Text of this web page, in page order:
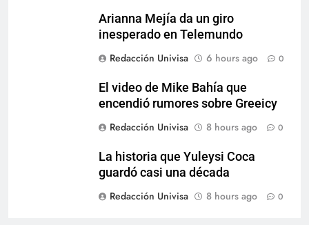
Arianna Mejía da un giro
inesperado en Telemundo
Redacción Univisa
6 hours ago 0
El video de Mike Bahía que
encendió rumores sobre Greeicy
Redacción Univisa
8 hours ago 0
La historia que Yuleysi Coca
guardó casi una década
Redacción Univisa
8 hours ago 0